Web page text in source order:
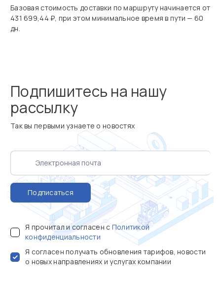
Базовая стоимость доставки по маршруту начинается от
431 699,44 ₽, при этом минимальное время в пути — 60
дн.
Подпишитесь на нашу
рассылку
Так вы первыми узнаете о новостях
Подписаться
Я прочитал и согласен с Политикой
конфиденциальности
Я согласен получать обновления тарифов, новости
о новых направлениях и услугах компании